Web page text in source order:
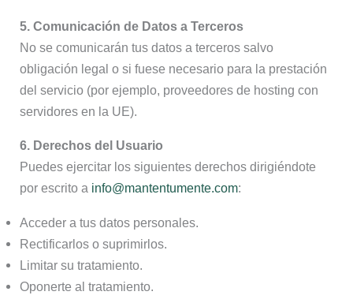
5. Comunicación de Datos a Terceros
No se comunicarán tus datos a terceros salvo
obligación legal o si fuese necesario para la prestación
del servicio (por ejemplo, proveedores de hosting con
servidores en la UE).
6. Derechos del Usuario
Puedes ejercitar los siguientes derechos dirigiéndote
por escrito a info@mantentumente.com:
Acceder a tus datos personales.
Rectificarlos o suprimirlos.
Limitar su tratamiento.
Oponerte al tratamiento.